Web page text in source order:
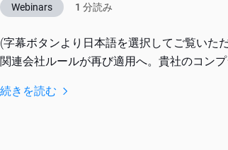
Webinars 1 分読み
(字幕ボタンより日本語を選択してご覧いた
関連会社ルールが再び適用へ。貴社のコンプ
続きを読む